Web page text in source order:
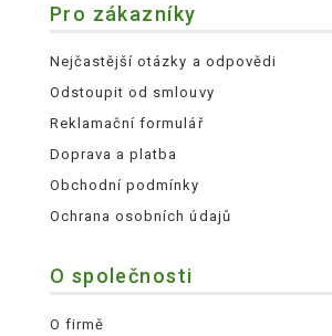
Pro zákazníky
Nejčastější otázky a odpovědi
Odstoupit od smlouvy
Reklamační formulář
Doprava a platba
Obchodní podmínky
Ochrana osobních údajů
O společnosti
O firmě